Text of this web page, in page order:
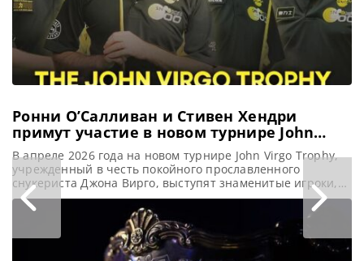
Чемпионом
Кайреном Уилсоном
и одержал
уверенную
Ронни О’Салливан и Стивен Хендри
примут участие в новом турнире John
Virgo Trophy
В апреле 2026 года на новом турнире John Virgo Trophy,
учрежденный в честь покойного прославленного
снукериста Джона Вирго, выступят знаменитые игроки,
включая Ронни О’Салливана и Стивена Хендри, сообщает
totallysnookered Весной 2026 года состоится новый
снукерный турнир John Virgo Trophy, посвященный
памяти выдающегося Джона Вирго. В турнире примут
участие четыре легенды спорта. Мировое снукерное